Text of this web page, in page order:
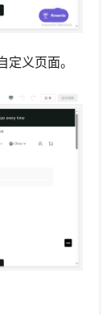
定义页面。